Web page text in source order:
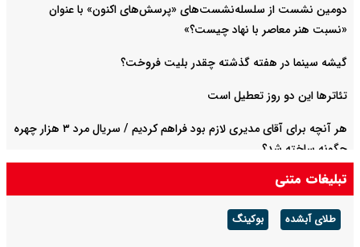
دومین نشست از سلسله‌نشست‌های «پرسش‌های اکنون» با عنوان
«نسبت هنر معاصر با نهاد چیست؟»
گیشه سینما در هفته گذشته چقدر بلیت فروخت؟
تئاترها این دو روز تعطیل است
هر آنچه برای آقای مدیری لازم بود فراهم کردیم / سریال مرد ۳ هزار چهره
چگونه ساخته شد؟
پس از سهراب پورناظری، احسان مطوری هم عضو آکادمی گرمی شد
تبلیغات متنی
طلای آبشده بوکینگ